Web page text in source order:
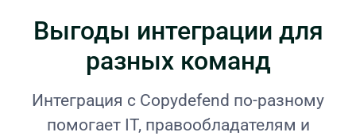
Выгоды интеграции для
разных команд
Интеграция с Copydefend по-разному
помогает IT, правообладателям и